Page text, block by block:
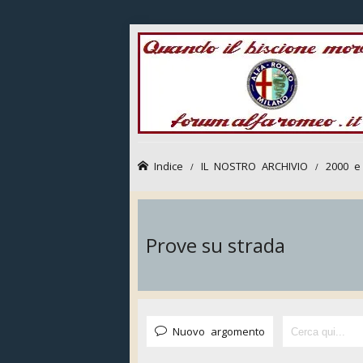
Indice IL NOSTRO ARCHIVIO 2000 e
Prove su strada
Nuovo argomento